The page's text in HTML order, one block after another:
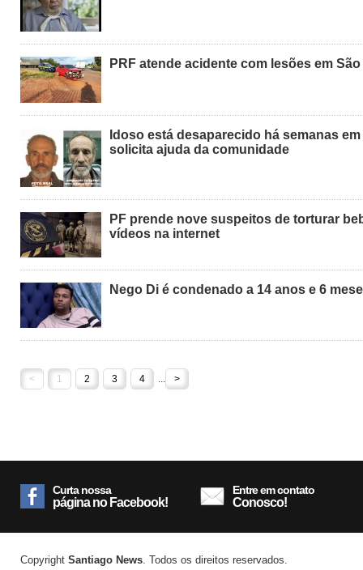
PRF atende acidente com lesões em
Idoso está desaparecido há semanas
solicita ajuda da comunidade
PF prende nove suspeitos de torturar
vídeos na internet
Nego Di é condenado a 14 anos e 6
< 1 2 3 4 ... >
Curta nossa
página no Facebook!
Entre em contato
Conosco!
Copyright Santiago News . Todos os direitos reservados.